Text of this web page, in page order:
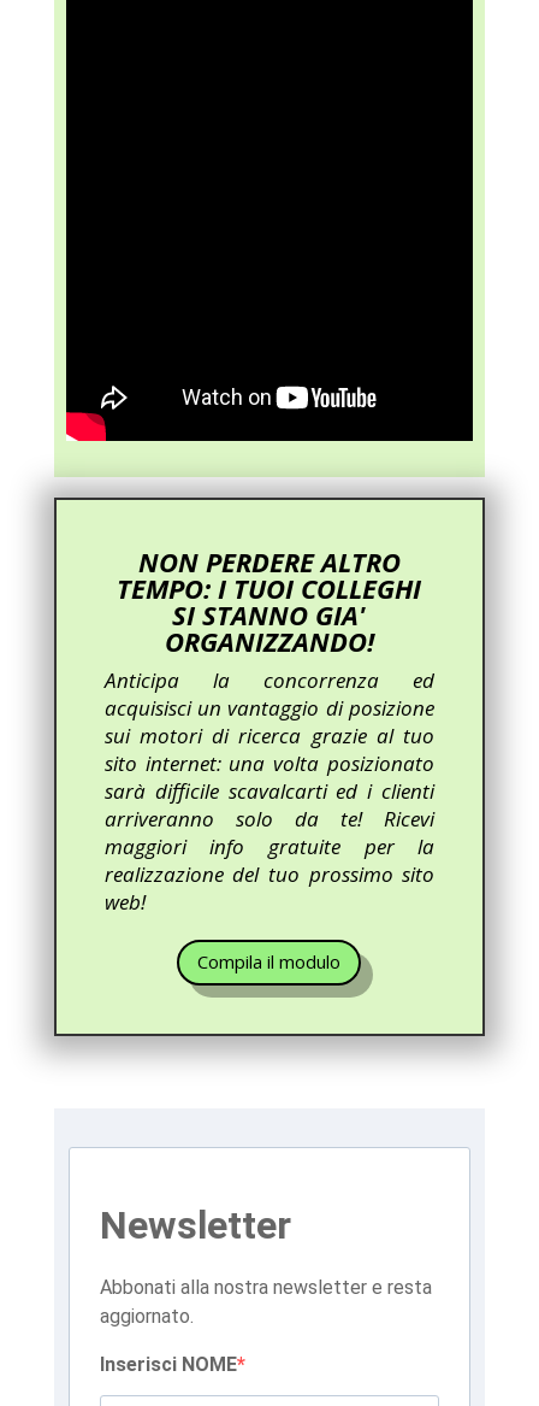
NON PERDERE ALTRO
TEMPO: I TUOI COLLEGHI
SI STANNO GIA'
ORGANIZZANDO!
Anticipa la concorrenza ed
acquisisci un vantaggio di posizione
sui motori di ricerca grazie al tuo
sito internet: una volta posizionato
sarà difficile scavalcarti ed i clienti
arriveranno solo da te! Ricevi
maggiori info gratuite per la
realizzazione del tuo prossimo sito
web!
Compila il modulo
Newsletter
Abbonati alla nostra newsletter e resta
aggiornato.
Inserisci NOME